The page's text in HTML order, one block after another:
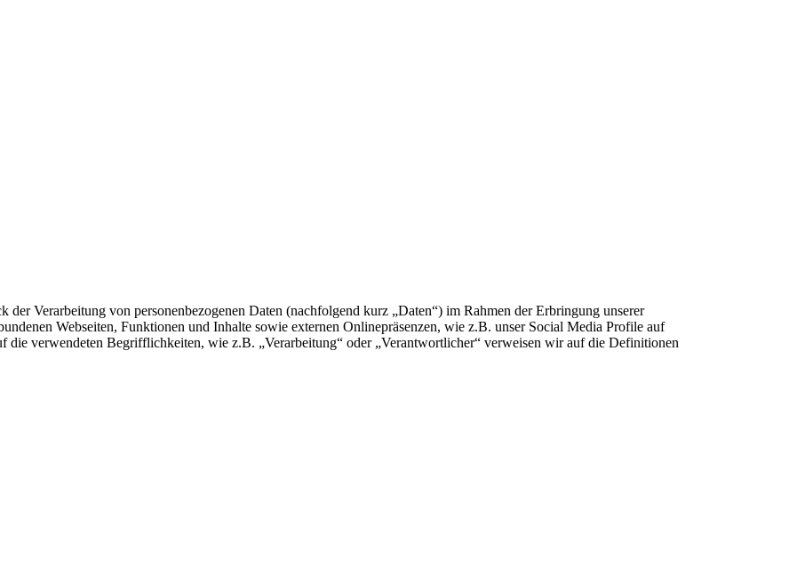
Verarbeitung von personenbezogenen Daten (nachfolgend kurz „Daten“) im Rahmen der Erbringung unserer
Webseiten, Funktionen und Inhalte sowie externen Onlinepräsenzen, wie z.B. unser Social Media Profile auf
die verwendeten Begrifflichkeiten, wie z.B. „Verarbeitung“ oder „Verantwortlicher“ verweisen wir auf die Definitionen